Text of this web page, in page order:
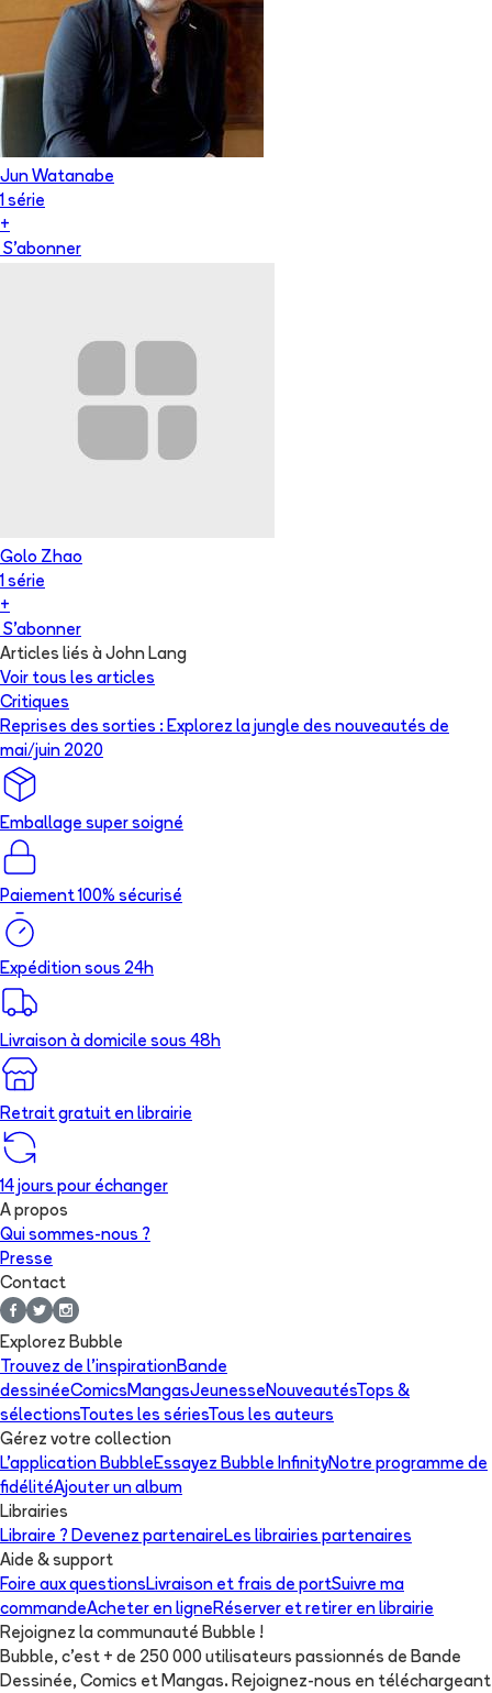
Jun Watanabe
1 série
+
S'abonner
Golo Zhao
1 série
+
S'abonner
Articles liés à John Lang
Voir tous les articles
Critiques
Reprises des sorties : Explorez la jungle des nouveautés de
mai/juin 2020
Emballage super soigné
Paiement 100% sécurisé
Expédition sous 24h
Livraison à domicile sous 48h
Retrait gratuit en librairie
14 jours pour échanger
A propos
Qui sommes-nous ?
Presse
Contact
Explorez Bubble
Trouvez de l'inspirationBande
dessinéeComicsMangasJeunesseNouveautésTops &
sélectionsToutes les sériesTous les auteurs
Gérez votre collection
L'application BubbleEssayez Bubble InfinityNotre programme de
fidélitéAjouter un album
Librairies
Libraire ? Devenez partenaireLes librairies partenaires
Aide & support
Foire aux questionsLivraison et frais de portSuivre ma
commandeAcheter en ligneRéserver et retirer en librairie
Rejoignez la communauté Bubble !
Bubble, c'est + de 250 000 utilisateurs passionnés de Bande
Dessinée, Comics et Mangas. Rejoignez-nous en téléchargeant